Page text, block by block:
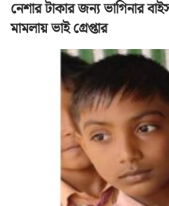
নেশার টাকার জন্য ভাগিনার
মামলায় ভাই গ্রেপ্তার